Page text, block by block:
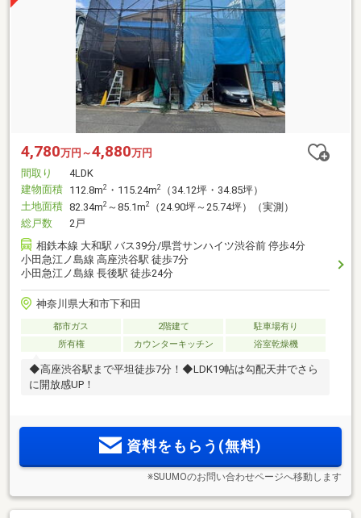
4,780万円～4,880万円
間取り
4LDK
建物面積 112.8m2 ・115.24m2
（34.12坪・34.85坪）
土地面積 82.34m2 ～85.1m2
（24.90坪～25.74坪）（実測）
総戸数
2戸
相鉄本線 大和駅 バス39分/県営サンハイツ渋谷前 停歩4分
小田急江ノ島線 高座渋谷駅 徒歩7分
小田急江ノ島線 長後駅 徒歩24分
神奈川県大和市下和田
都市ガス 2階建て
駐車場有り
所有権
カウンターキッチン 浴室乾燥機
◆高座渋谷駅まで平坦徒歩7分！◆LDK19帖は勾配天井でさら
に開放感UP！
資料をもらう(無料)
※SUUMOのお問い合わせページへ移動します